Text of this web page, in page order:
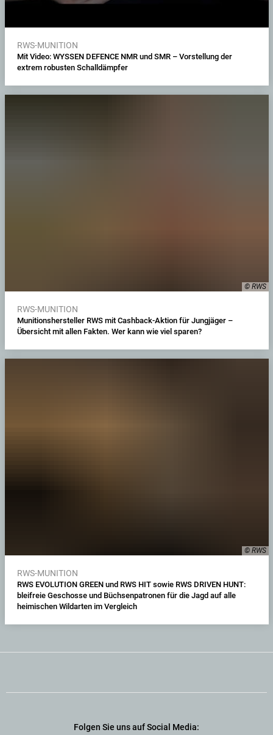
RWS-MUNITION
Mit Video: WYSSEN DEFENCE NMR und SMR – Vorstellung der
extrem robusten Schalldämpfer
© RWS
RWS-MUNITION
Munitionshersteller RWS mit Cashback-Aktion für Jungjäger –
Übersicht mit allen Fakten. Wer kann wie viel sparen?
© RWS
RWS-MUNITION
RWS EVOLUTION GREEN und RWS HIT sowie RWS DRIVEN HUNT:
bleifreie Geschosse und Büchsenpatronen für die Jagd auf alle
heimischen Wildarten im Vergleich
Folgen Sie uns auf Social Media: